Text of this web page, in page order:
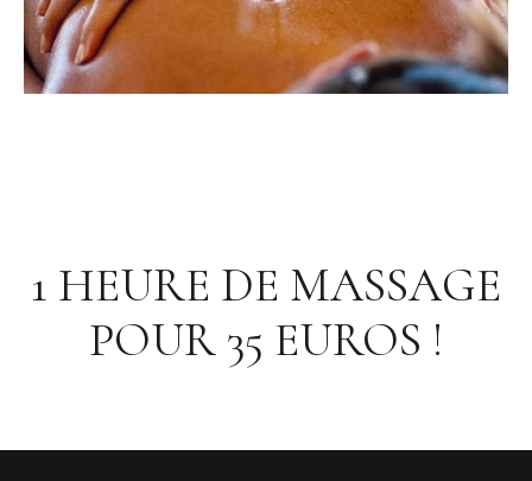
1 HEURE DE MASSAGE
POUR 35 EUROS !